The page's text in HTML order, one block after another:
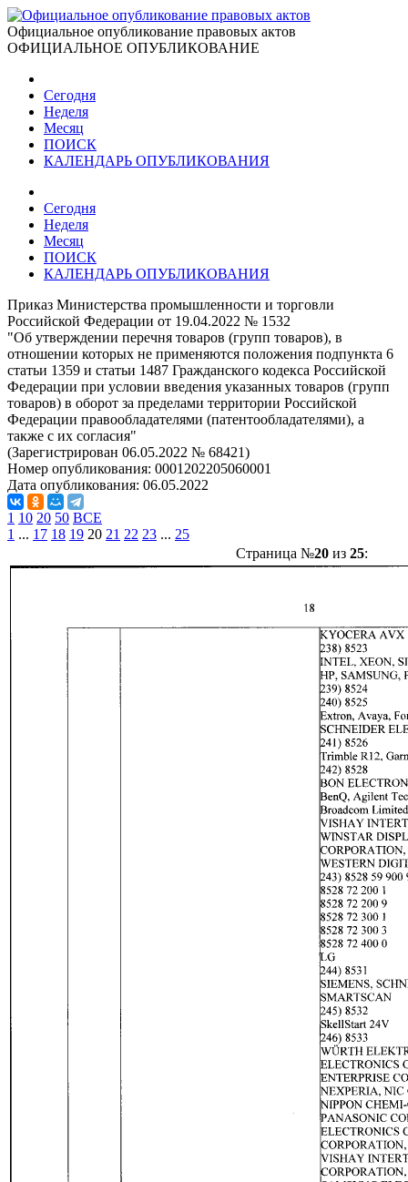
Официальное опубликование правовых актов
ОФИЦИАЛЬНОЕ ОПУБЛИКОВАНИЕ
Сегодня
Неделя
Месяц
ПОИСК
КАЛЕНДАРЬ ОПУБЛИКОВАНИЯ
Сегодня
Неделя
Месяц
ПОИСК
КАЛЕНДАРЬ ОПУБЛИКОВАНИЯ
Приказ Министерства промышленности и торговли
Российской Федерации от 19.04.2022 № 1532
"Об утверждении перечня товаров (групп товаров), в
отношении которых не применяются положения подпункта 6
статьи 1359 и статьи 1487 Гражданского кодекса Российской
Федерации при условии введения указанных товаров (групп
товаров) в оборот за пределами территории Российской
Федерации правообладателями (патентообладателями), а
также с их согласия"
(Зарегистрирован 06.05.2022 № 68421)
Номер опубликования: 0001202205060001
Дата опубликования: 06.05.2022
1 10 20 50 ВСЕ
1 ... 17 18 19 20 21 22 23 ... 25
Страница №20из 25: